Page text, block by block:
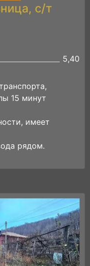
с/т
5,40
15 минут
имеет
рядом.